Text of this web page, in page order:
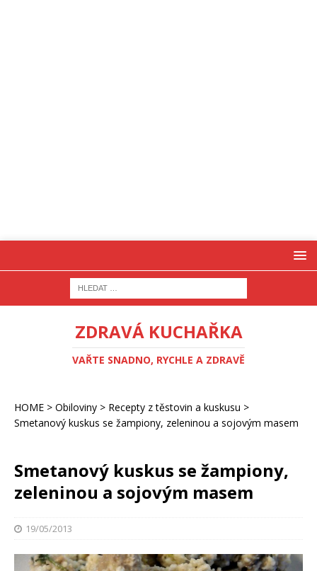
ZDRAVÁ KUCHAŘKA
VAŘTE SNADNO, RYCHLE A ZDRAVĚ
HOME > Obiloviny > Recepty z těstovin a kuskusu >
Smetanový kuskus se žampiony, zeleninou a sojovým masem
Smetanový kuskus se žampiony,
zeleninou a sojovým masem
19/05/2013